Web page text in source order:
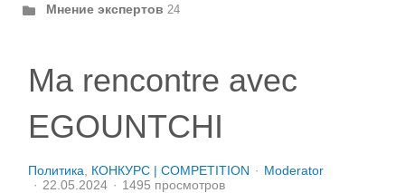
Мнение экспертов 24
Ma rencontre avec
EGOUNTCHI
Политика КОНКУРС | COMPETITION
Moderator
22.05.2024
1495 просмотров